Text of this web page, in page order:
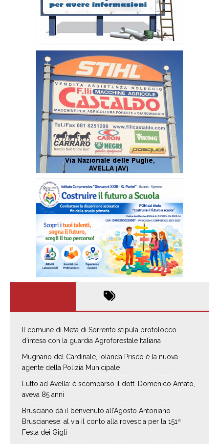
Il comune di Meta di Sorrento stipula protolocco
d’intesa con la guardia Agroforestale Italiana
Mugnano del Cardinale, Iolanda Prisco è la nuova
agente della Polizia Municipale
Lutto ad Avella: è scomparso il dott. Domenico Amato,
aveva 85 anni
Brusciano dà il benvenuto all’Agosto Antoniano
Bruscianese: al via il conto alla rovescia per la 151ª
Festa dei Gigli